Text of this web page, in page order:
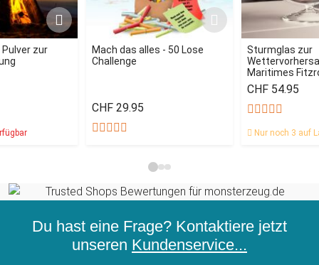
zur
Mach das alles - 50 Lose
Challenge
CHF 29.95
Sturmglas zur
Maritimes
CHF 54.95
Nur noch 3 auf
Du hast eine Frage? Kontaktiere jetzt
unseren Kundenservice...